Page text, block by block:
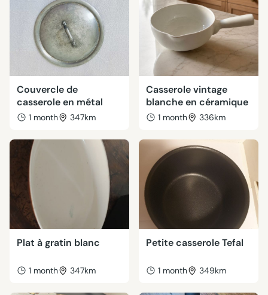
Couvercle de
casserole en métal
1 month 347km
Casserole vintage
blanche en céramique
1 month 336km
Plat à gratin blanc
1 month 347km
Petite casserole Tefal
1 month 349km